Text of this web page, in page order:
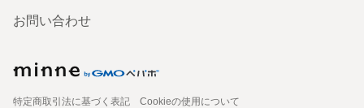
お問い合わせ
特定商取引法に基づく表記
Cookieの使用について